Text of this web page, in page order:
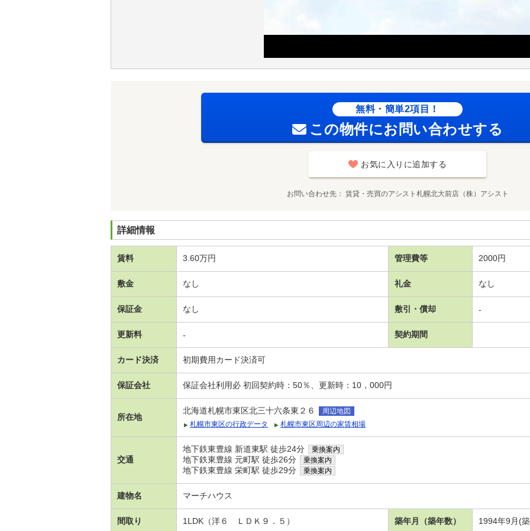
無料・簡単2項目！
この物件にお問い合わせする
お気に入りに追加する
お問い合わせ先 賃貸・売買のアシスト札幌北大前店（株）アシスト
詳細情報
賃料 3.60万円 管理費等 2000円
敷金 なし 礼金 なし
保証金 なし 敷引・償却 -
更新料 - 契約期間
カード決済 初期費用カード決済可
保証会社 保証会社利用必 初回契約時：50％、更新時：10，000円
所在地
北海道札幌市東区北三十六条東２６
周辺地図
札幌市東区の行政データ
札幌市東区周辺の家賃相場
交通
地下鉄東豊線 新道東駅 徒歩24分 乗換案内
地下鉄東豊線 元町駅 徒歩26分 乗換案内
地下鉄東豊線 栄町駅 徒歩29分 乗換案内
建物名 マーチハウス
間取り 1LDK（洋６ ＬＤＫ９．５） 築年月（築年数） 1994年9月(